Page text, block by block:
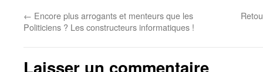
← Encore plus arrogants et menteurs que les
Politiciens ? Les constructeurs informatiques !
Laisser un commentaire